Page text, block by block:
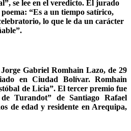
se lee en el veredicto. El jurado
“Es a un tiempo satírico,
lo que le da un carácter
Gabriel Romhain Lazo, de 29
en Ciudad Bolívar. Romhain
de Licia”. El tercer premio fue
Turandot” de Santiago Rafael
de edad y residente en Arequipa,